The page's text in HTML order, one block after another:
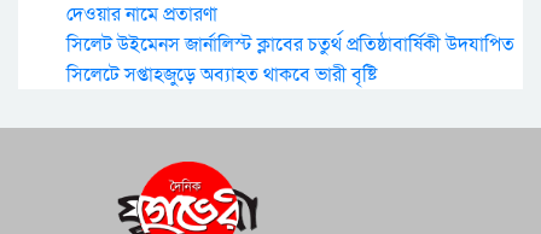
দেওয়ার নামে প্রতারণা
সিলেট উইমেনস জার্নালিস্ট ক্লাবের চতুর্থ প্রতিষ্ঠাবার্ষিকী উদযাপিত
সিলেটে সপ্তাহজুড়ে অব্যাহত থাকবে ভারী বৃষ্টি